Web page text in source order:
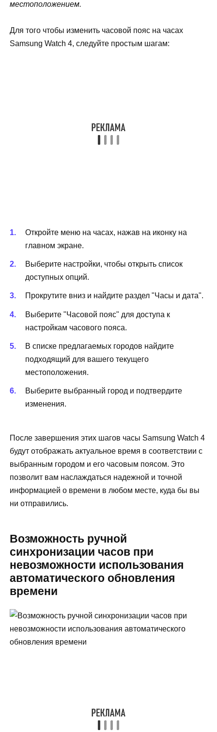
местоположением.
Для того чтобы изменить часовой пояс на часах
Samsung Watch 4, следуйте простым шагам:
Откройте меню на часах, нажав на иконку на
главном экране.
Выберите настройки, чтобы открыть список
доступных опций.
Прокрутите вниз и найдите раздел "Часы и дата".
Выберите "Часовой пояс" для доступа к
настройкам часового пояса.
В списке предлагаемых городов найдите
подходящий для вашего текущего
местоположения.
Выберите выбранный город и подтвердите
изменения.
После завершения этих шагов часы Samsung Watch 4
будут отображать актуальное время в соответствии с
выбранным городом и его часовым поясом. Это
позволит вам наслаждаться надежной и точной
информацией о времени в любом месте, куда бы вы
ни отправились.
Возможность ручной
синхронизации часов при
невозможности использования
автоматического обновления
времени